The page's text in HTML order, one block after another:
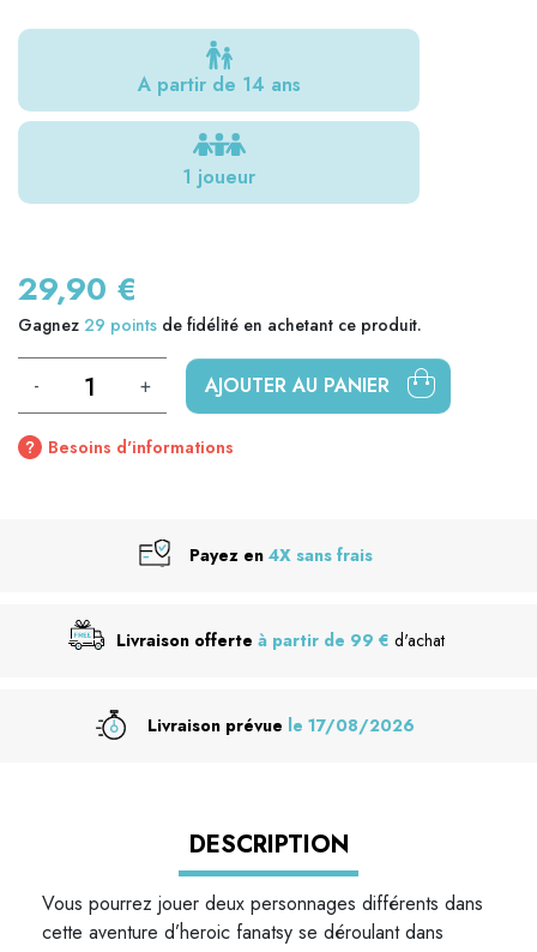
A partir de 14 ans
1 joueur
29,90 €
Gagnez 29 points de fidélité en achetant ce produit.
- + AJOUTER AU PANIER
Besoins d'informations
Payez en 4X sans frais
Livraison offerte à partir de 99 € d'achat
Livraison prévue le 17/08/2026
DESCRIPTION
Vous pourrez jouer deux personnages différents dans
cette aventure d’heroic fanatsy se déroulant dans